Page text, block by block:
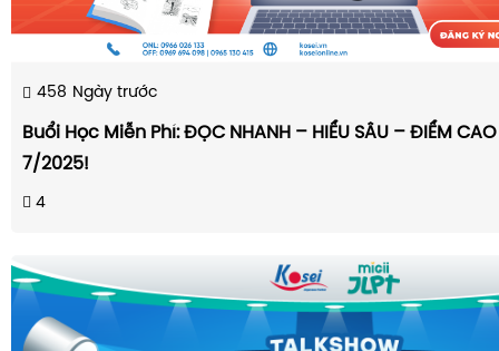
458 Ngày trước
Buổi Học Miễn Phí: ĐỌC NHANH – HIỂU SÂU – ĐIỂM
7/2025!
4